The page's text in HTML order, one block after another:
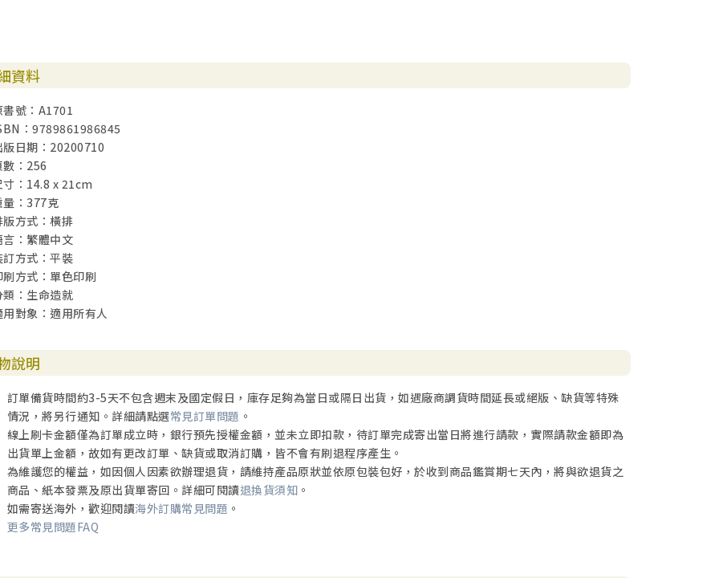
資料
書號：A1701
：9789861986845
版日期：20200710
數：256
寸：14.8 x 21cm
量：377克
版方式：橫排
言：繁體中文
訂方式：平裝
刷方式：單色印刷
類：生命造就
用對象：適用所有人
說明
訂單備貨時間約3-5天不包含週末及國定假日，庫存足夠為當日或隔日出貨，如遇廠商調貨時間延長或絕版、缺貨等特殊
情況，將另行通知。詳細請點選常見訂單問題 。
線上刷卡金額僅為訂單成立時，銀行預先授權金額，並未立即扣款，待訂單完成寄出當日將進行請款，實際請款金額即為
出貨單上金額，故如有更改訂單、缺貨或取消訂購，皆不會有刷退程序產生。
為維護您的權益，如因個人因素欲辦理退貨，請維持產品原狀並依原包裝包好，於收到商品鑑賞期七天內，將與欲退貨之
商品、紙本發票及原出貨單寄回。詳細可閱讀退換貨須知 。
如需寄送海外，歡迎閱讀海外訂購常見問題 。
更多常見問題FAQ